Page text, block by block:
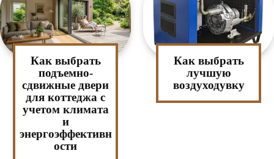
Как выбрать
подъемно-
сдвижные двери
для коттеджа с
учетом климата
и
энергоэффективн
ости
Как выбрать
лучшую
воздуходувку